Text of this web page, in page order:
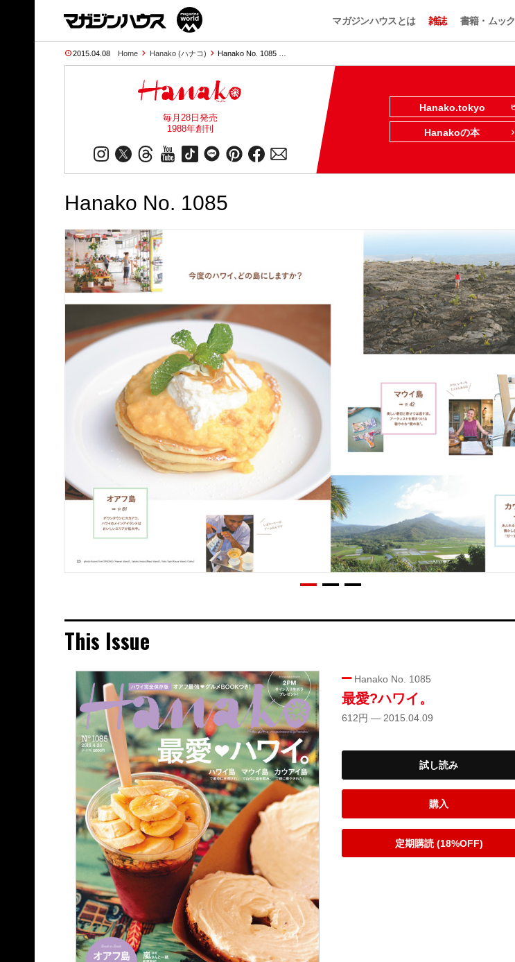
マガジンハウスとは 雑誌 書籍・ムック
2015.04.08 Home Hanako (ハナコ) Hanako No. 1085 …
毎月28日発売
1988年創刊
Hanako.tokyo
Hanakoの本
Hanako No. 1085
This Issue
Hanako No. 1085
最愛?ハワイ。
612円 — 2015.04.09
試し読み
購入
定期購読 (18%OFF)